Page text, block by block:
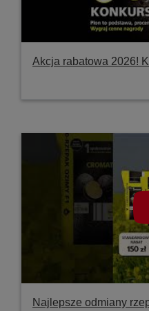
Akcja rabatowa 2026!
Najlepsze odmiany